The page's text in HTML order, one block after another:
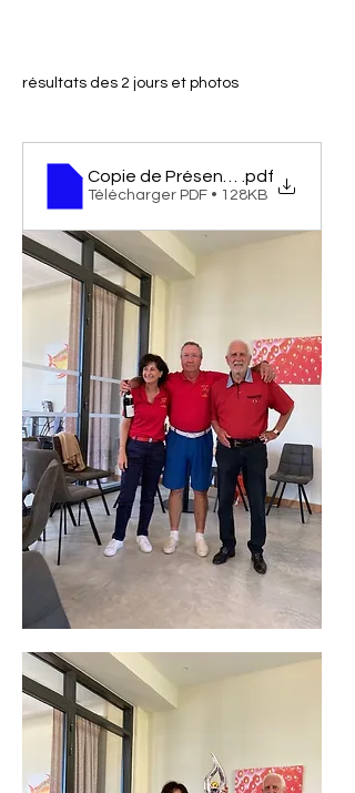
résultats des 2 jours et photos
Copie de Présentation des
.pdf
Télécharger PDF • 128KB